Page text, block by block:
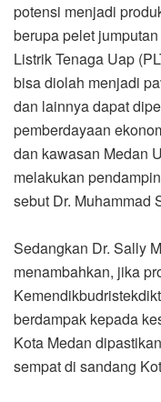
potensi menjadi
berupa pelet
Listrik Tenaga Uap
bisa diolah menjadi
dan lainnya dapat
pemberdayaan
dan kawasan Medan
melakukan
sebut Dr. Muhammad
Sedangkan Dr. Sally
menambahkan, jika
berdampak kepada
Kota Medan
sempat di sandang